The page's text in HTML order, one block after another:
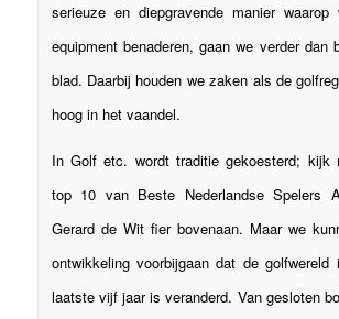
serieuze en diepgravende manier waarop
equipment benaderen, gaan we verder dan
blad. Daarbij houden we zaken als de
hoog in het vaandel.
In Golf etc. wordt traditie gekoesterd; kijk
top 10 van Beste Nederlandse Spelers
Gerard de Wit fier bovenaan. Maar we
ontwikkeling voorbijgaan dat de golfwereld
laatste vijf jaar is veranderd. Van gesloten